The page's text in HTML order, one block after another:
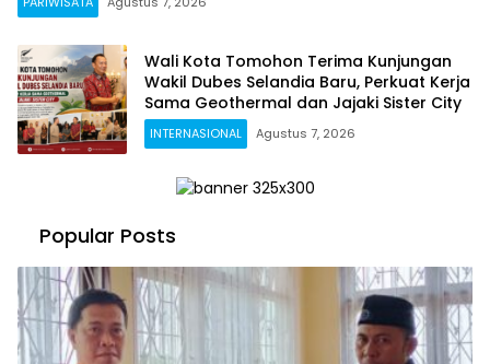
Wali Kota Tomohon Terima Kunjungan
Wakil Dubes Selandia Baru, Perkuat Kerja
Sama Geothermal dan Jajaki Sister City
INTERNASIONAL Agustus 7, 2026
Popular Posts